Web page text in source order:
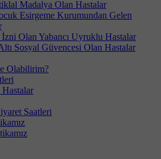
Madalya Olan Hastalar
Esirgeme Kurumundan Gelen
Olan Yabancı Uyruklu Hastalar
Sosyal Güvencesi Olan Hastalar
Olabilirim?
Saatleri